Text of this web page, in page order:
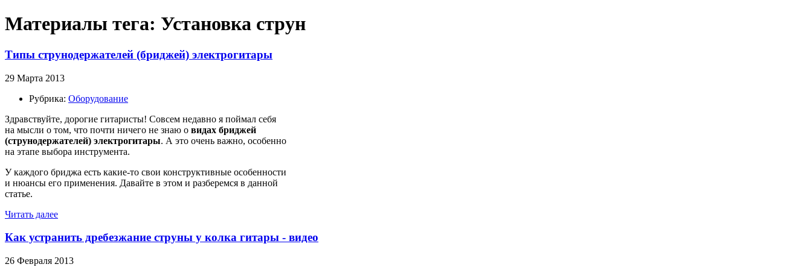
Материалы тега: Установка струн
Типы струнодержателей (бриджей) электрогитары
29 Марта 2013
Рубрика: Оборудование
Здравствуйте, дорогие гитаристы! Совсем недавно я поймал себя
на мысли о том, что почти ничего не знаю о видах бриджей
(струнодержателей) электрогитары. А это очень важно, особенно
на этапе выбора инструмента.
У каждого бриджа есть какие-то свои конструктивные особенности
и нюансы его применения. Давайте в этом и разберемся в данной
статье.
Читать далее
Как устранить дребезжание струны у колка гитары - видео
26 Февраля 2013